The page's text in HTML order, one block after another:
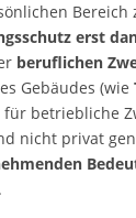
erst
beruflichen
Gebäudes (wie
betriebliche
nicht privat